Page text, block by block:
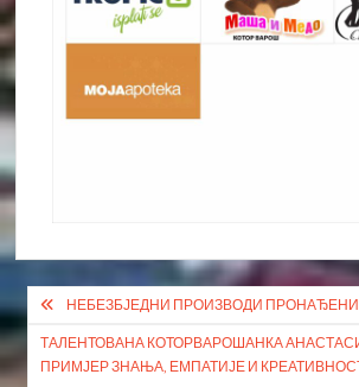
Кретање
чланка
НЕБЕЗБЈЕДНИ ПРОИЗВОДИ
ТАЛЕНТОВАНА КОТОРВАРОШАНКА
ПРИМЈЕР ЗНАЊА, ЕМПАТИЈЕ И